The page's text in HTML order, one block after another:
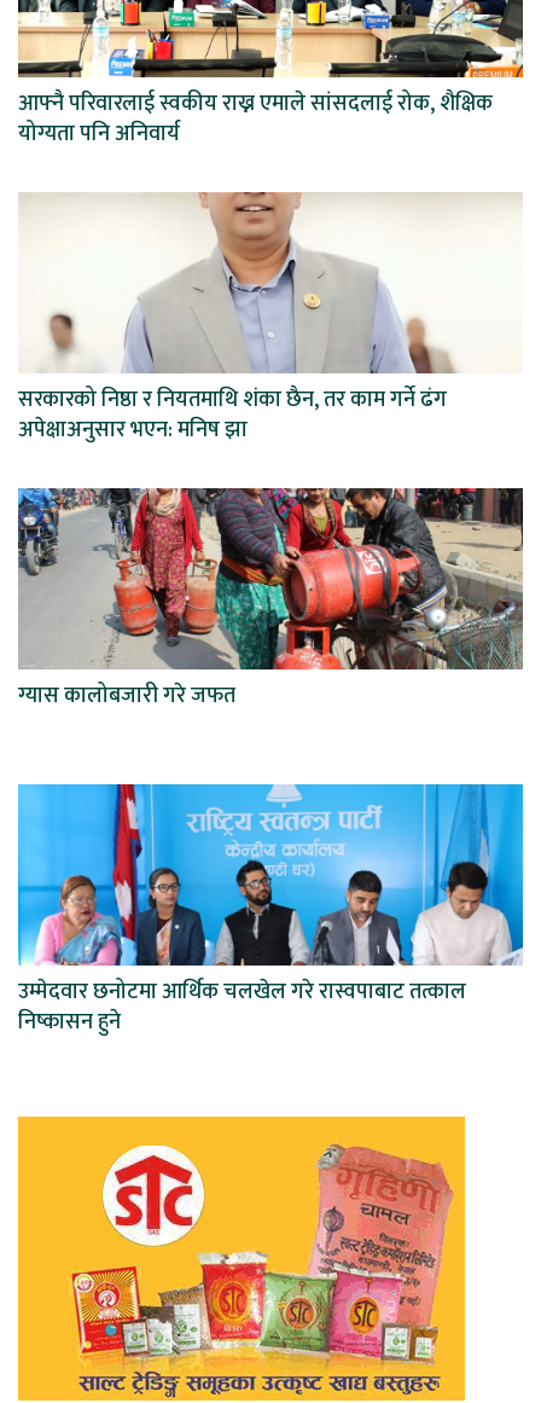
आफ्नै परिवारलाई स्वकीय राख्न एमाले सांसदलाई रोक, शैक्षिक
योग्यता पनि अनिवार्य
सरकारको निष्ठा र नियतमाथि शंका छैन, तर काम गर्ने ढंग
अपेक्षाअनुसार भएन: मनिष झा
ग्यास कालोबजारी गरे जफत
उम्मेदवार छनोटमा आर्थिक चलखेल गरे रास्वपाबाट तत्काल
निष्कासन हुने